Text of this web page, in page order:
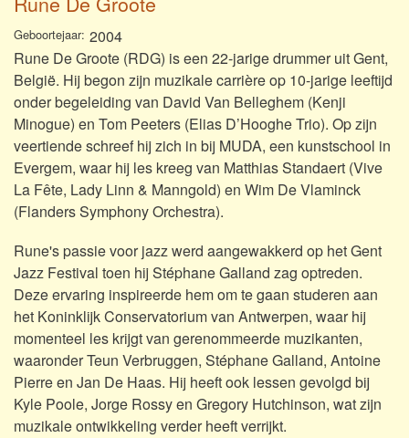
Geboortejaar 2004
Rune De Groote (RDG) is een 22-jarige drummer uit Gent,
België. Hij begon zijn muzikale carrière op 10-jarige leeftijd
onder begeleiding van David Van Belleghem (Kenji
Minogue) en Tom Peeters (Elias D’Hooghe Trio). Op zijn
veertiende schreef hij zich in bij MUDA, een kunstschool in
Evergem, waar hij les kreeg van Matthias Standaert (Vive
La Fête, Lady Linn & Manngold) en Wim De Vlaminck
(Flanders Symphony Orchestra).
Rune's passie voor jazz werd aangewakkerd op het Gent
Jazz Festival toen hij Stéphane Galland zag optreden.
Deze ervaring inspireerde hem om te gaan studeren aan
het Koninklijk Conservatorium van Antwerpen, waar hij
momenteel les krijgt van gerenommeerde muzikanten,
waaronder Teun Verbruggen, Stéphane Galland, Antoine
Pierre en Jan De Haas. Hij heeft ook lessen gevolgd bij
Kyle Poole, Jorge Rossy en Gregory Hutchinson, wat zijn
muzikale ontwikkeling verder heeft verrijkt.